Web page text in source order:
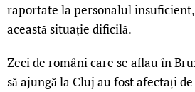
raportate la personalul
această situație dificilă.
Zeci de români care se aflau în
să ajungă la Cluj au fost afectați